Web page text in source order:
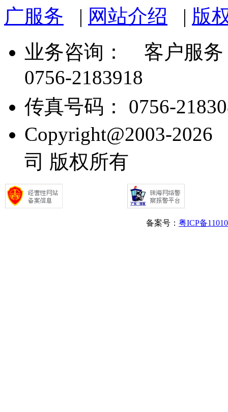
广服务 | 网站介绍 | 版
业务咨询：
客户服务
0756-2183918
传真号码： 0756-
Copyright@2003-
司 版权所有
备案号： 粤ICP备